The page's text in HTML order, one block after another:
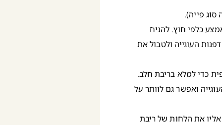
סוג פייה).
כלפי חוץ. להניח
העוגייה ולטבול את
כדי למלא בריבת חלב.
ואפשר גם לוותר על
את הלחות של ריבת